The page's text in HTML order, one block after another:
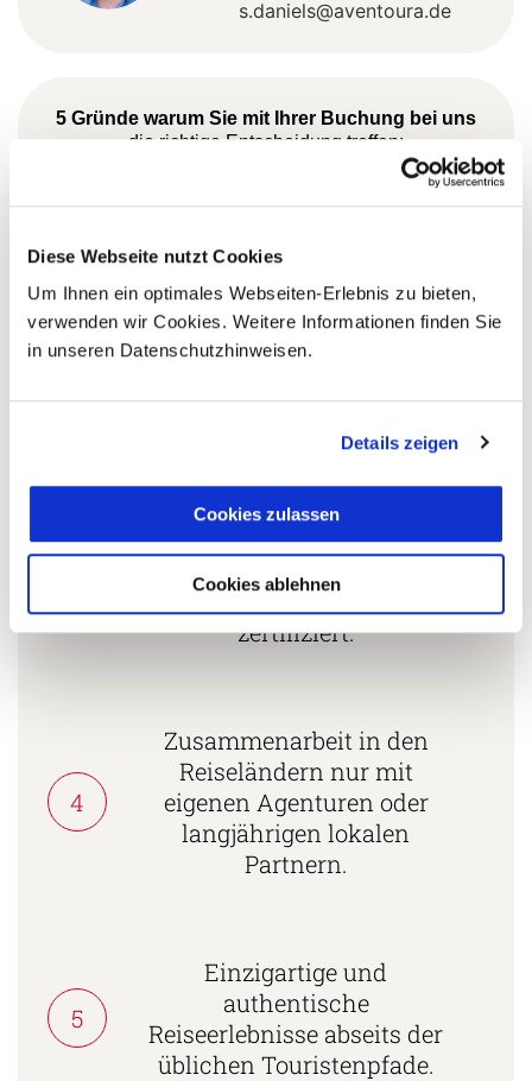
Diese Webseite nutzt Cookies
Um Ihnen ein optimales Webseiten-Erlebnis zu bieten,
verwenden wir Cookies. Weitere Informationen finden Sie
in unseren Datenschutzhinweisen.
Details zeigen
Cookies zulassen
Cookies ablehnen
s.daniels@aventoura.de
5 Gründe warum Sie mit Ihrer Buchung bei uns
die richtige Entscheidung treffen:
1
Fernreisespezialist mit über
Persönliche Beratung durch
Länderspezialisten.
Mehrfach mit
Tourismuspreisen
ausgezeichnet und als
nachhaltiges Unternehmen
zertifiziert.
4
Zusammenarbeit in den
Reiseländern nur mit
eigenen Agenturen oder
langjährigen lokalen
Partnern.
5
Einzigartige und
authentische
Reiseerlebnisse abseits der
üblichen Touristenpfade.